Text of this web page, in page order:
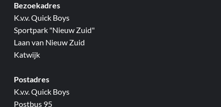
Bezoekadres
K.v.v. Quick Boys
Sportpark "Nieuw Zuid"
Laan van Nieuw Zuid
Katwijk
Postadres
K.v.v. Quick Boys
Postbus 95